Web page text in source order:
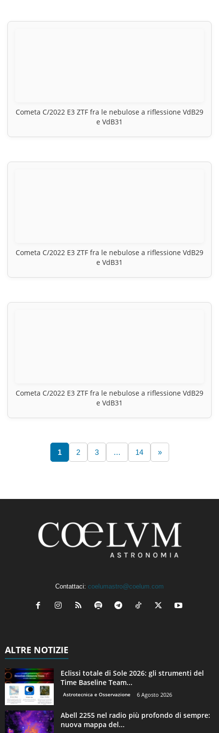
Cometa C/2022 E3 ZTF fra le nebulose a riflessione VdB29
e VdB31
Cometa C/2022 E3 ZTF fra le nebulose a riflessione VdB29
e VdB31
Cometa C/2022 E3 ZTF fra le nebulose a riflessione VdB29
e VdB31
1 2 3 … 14 »
Contattaci: coelumastro@coelum.com
ALTRE NOTIZIE
Eclissi totale di Sole 2026: gli strumenti del
Time Baseline Team...
Astrotecnica e Osservazione 6 Agosto 2026
Abell 2255 nel radio più profondo di sempre:
nuova mappa del...